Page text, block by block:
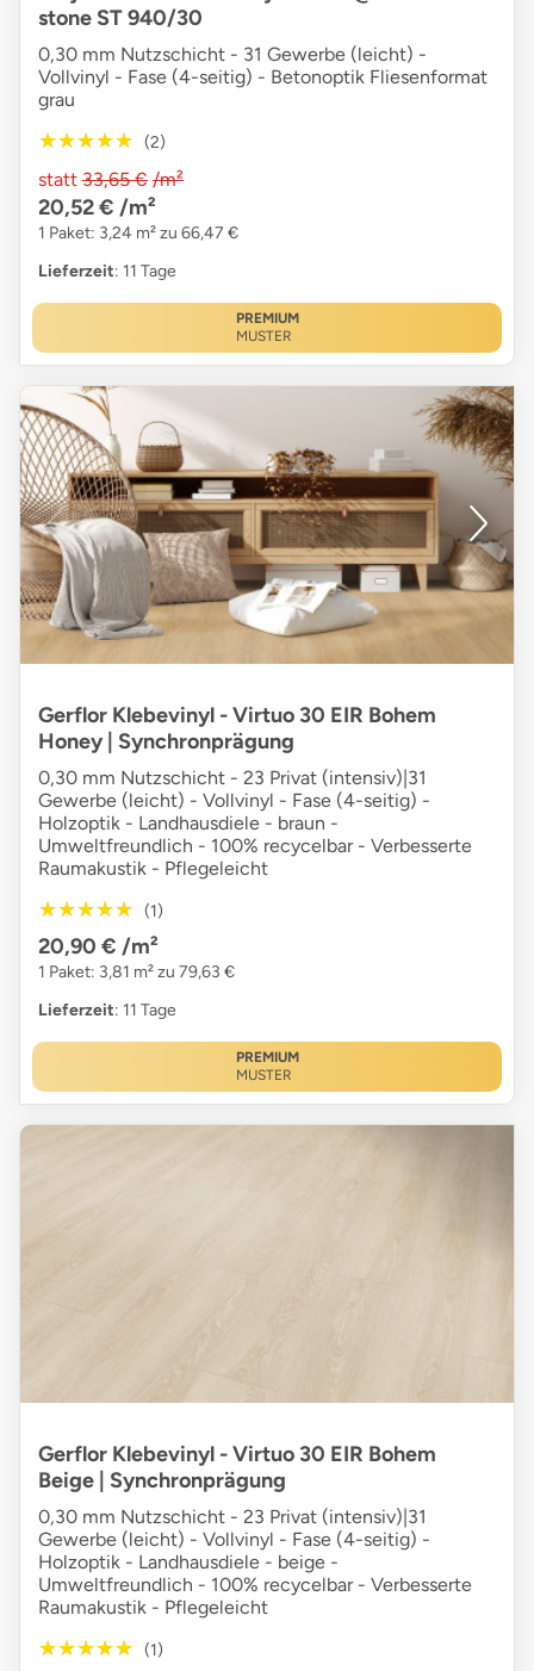
stone ST 940/30
0,30 mm Nutzschicht - 31 Gewerbe (leicht) -
Vollvinyl - Fase (4-seitig) - Betonoptik Fliesenformat
grau
★★★★★
★★★★★ (2)
statt 33,65 € /m²
20,52 € /m²
1 Paket: 3,24 m² zu 66,47 €
Lieferzeit: 11 Tage
PREMIUM
MUSTER
Gerflor Klebevinyl - Virtuo 30 EIR Bohem
Honey | Synchronprägung
0,30 mm Nutzschicht - 23 Privat (intensiv)|31
Gewerbe (leicht) - Vollvinyl - Fase (4-seitig) -
Holzoptik - Landhausdiele - braun -
Umweltfreundlich - 100% recycelbar - Verbesserte
Raumakustik - Pflegeleicht
★★★★★
★★★★★ (1)
20,90 € /m²
1 Paket: 3,81 m² zu 79,63 €
Lieferzeit: 11 Tage
PREMIUM
MUSTER
Gerflor Klebevinyl - Virtuo 30 EIR Bohem
Beige | Synchronprägung
0,30 mm Nutzschicht - 23 Privat (intensiv)|31
Gewerbe (leicht) - Vollvinyl - Fase (4-seitig) -
Holzoptik - Landhausdiele - beige -
Umweltfreundlich - 100% recycelbar - Verbesserte
Raumakustik - Pflegeleicht
★★★★★
★★★★★ (1)